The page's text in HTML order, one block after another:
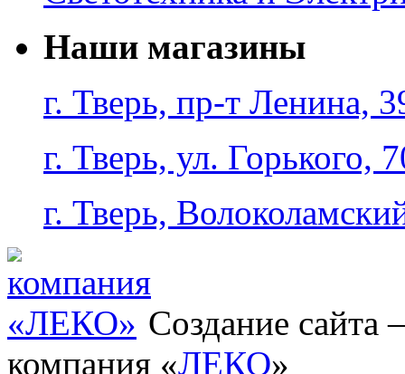
Наши магазины
г. Тверь, пр-т Ленина,
г. Тверь, ул. Горького,
г. Тверь,
Создание сайта
компания «ЛЕКО»